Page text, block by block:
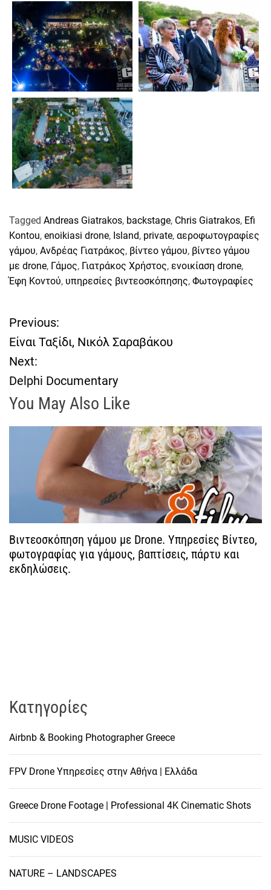
Tagged Andreas Giatrakos, backstage, Chris Giatrakos, Efi
Kontou, enoikiasi drone, Island, private, αεροφωτογραφίες
γάμου, Ανδρέας Γιατράκος, βίντεο γάμου, βίντεο γάμου
με drone, Γάμος, Γιατράκος Χρήστος, ενοικίαση drone,
Έφη Κοντού, υπηρεσίες βιντεοσκόπησης, Φωτογραφίες
Π
λ
ο
ή
η
ά
ν
Previous:
Είναι Ταξίδι, Νικόλ Σαραβάκου
Next:
Delphi Documentary
You May Also Like
Βιντεοσκόπηση γάμου με Drone. Υπηρεσίες Βίντεο,
φωτογραφίας για γάμους, βαπτίσεις, πάρτυ και
εκδηλώσεις.
Kατηγορίες
Airbnb & Booking Photographer Greece
FPV Drone Υπηρεσίες στην Αθήνα | Ελλάδα
Greece Drone Footage | Professional 4K Cinematic Shots
MUSIC VIDEOS
NATURE – LANDSCAPES